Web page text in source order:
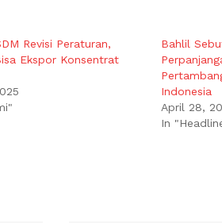
Revisi Peraturan,
Ekspor Konsentrat
Bahlil
Indonesia
April 28,
In